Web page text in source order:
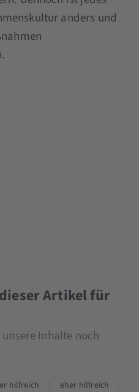
anders und
Artikel für
Inhalte noch
hilfreich
eher hilfreich